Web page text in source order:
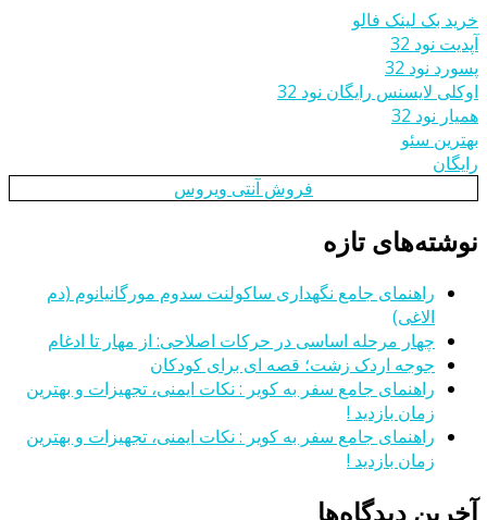
خرید بک لینک فالو
آپدیت نود 32
پسورد نود 32
اوکلی لایسنس رایگان نود 32
همیار نود 32
بهترین سئو
رایگان
فروش آنتی ویروس
نوشته‌های تازه
راهنمای جامع نگهداری ساکولنت سدوم مورگانیانوم (دم
الاغی)
چهار مرحله اساسی در حرکات اصلاحی: از مهار تا ادغام
جوجه اردک زشت؛ قصه ای برای کودکان
راهنمای جامع سفر به کویر : نکات ایمنی، تجهیزات و بهترین
زمان بازدید !
راهنمای جامع سفر به کویر : نکات ایمنی، تجهیزات و بهترین
زمان بازدید !
آخرین دیدگاه‌ها